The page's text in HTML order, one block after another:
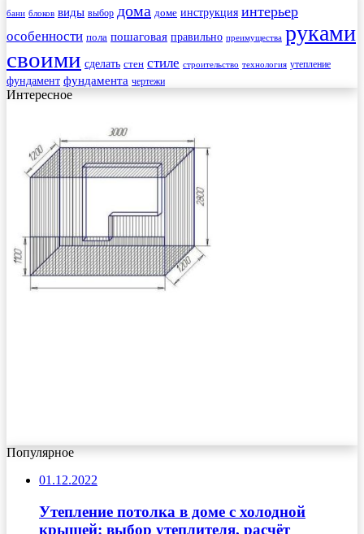
бани блоков виды выбор дома доме инструкция интерьер
особенности пола пошаговая правильно преимущества руками
своими сделать стен стиле строительство технология утепление
фундамент фундамента чертежи
Интересное
Популярное
01.12.2022
Утепление потолка в доме с холодной
крышей: выбор утеплителя, расчёт